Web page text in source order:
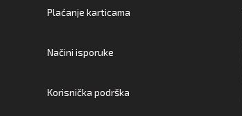
Plaćanje karticama
Načini isporuke
Korisnička podrška